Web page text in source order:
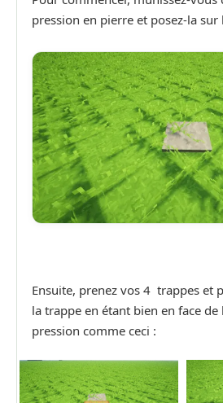
pression en pierre et posez-la sur
Ensuite, prenez vos 4 trappes et
la trappe en étant bien en face de
pression comme ceci :